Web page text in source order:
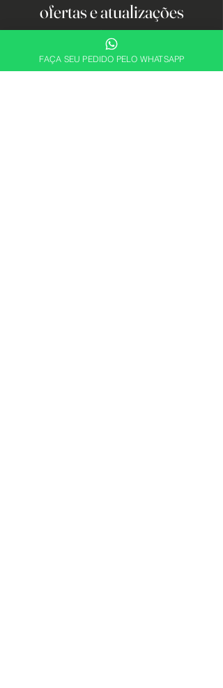
ofertas e atualizações
exclusivas.
FAÇA SEU PEDIDO PELO WHATSAPP